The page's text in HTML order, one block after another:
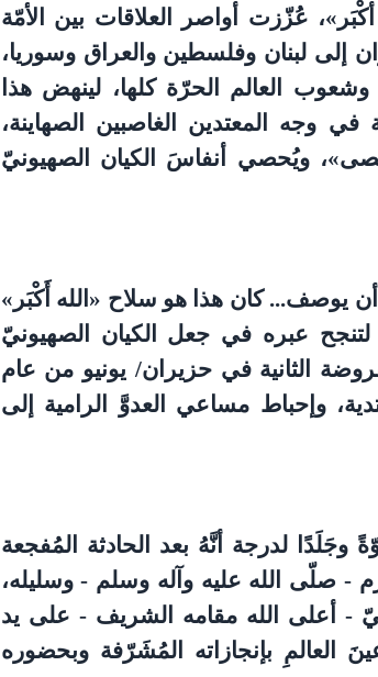
عُزّزت أواصر العلاقات بين الأمّة
إلى لبنان وفلسطين والعراق وسوريا،
العالم الحرّة كلها، لينهض هذا
في وجه المعتدين الغاصبين الصهاينة،
ويُحصي أنفاسَ الكيان الصهيونيّ
أن يوصف... كان هذا هو سلاح «الله أَكْبَر»
لتنجح عبره في جعل الكيان الصهيونيّ
الثانية في حزيران/ يونيو من عام
وإحباط مساعي العدوَّ الرامية إلى
وجَلَدًا لدرجة أنَّهُ بعد الحادثة المُفجعة
- صلّى الله عليه وآله وسلم - وسليله،
- أعلى الله مقامه الشريف - على يد
العالمِ بإنجازاته المُشَرّفة وبحضوره